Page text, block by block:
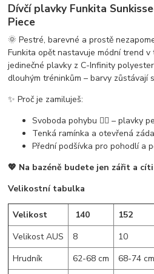
Dívčí plavky Funkita
Piece
🌞Pestré, barevné a prostě
Funkita opět nastavuje módní trend
jedinečné plavky zC-Infinity
dlouhým tréninkům – barvy
✨Proč je zamiluješ:
Svoboda pohybu 🏊‍♀️ – plavky
Tenká ramínka a otevřená
Přední podšívka pro pohodlí a
💖 Na bazéně budete jen zářit a
Velikostní tabulka
Velikost 140 152
Velikost AUS
8 10
Hrudník
62-68 cm 68-74 cm